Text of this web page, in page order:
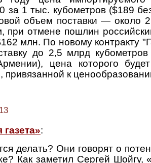
за 1 тыс. кубометров ($189
объем поставки — около
при отмене пошлин
млн. По новому контракту
до 2,5 млрд кубометров
цена которого
к
:
делать? Они говорят о
Как заметил Сергей